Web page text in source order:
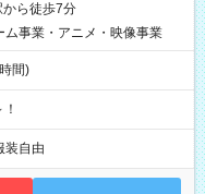
から徒歩7分
ム事業・アニメ・映像事業
間)
装自由